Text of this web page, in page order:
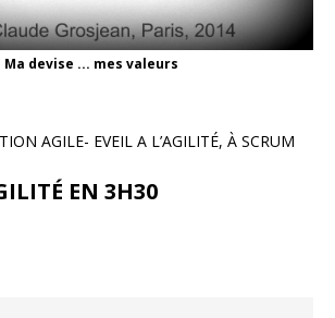
Ma devise ... mes valeurs
AGILE- EVEIL A L’AGILITÉ, À SCRUM
EN 3H30